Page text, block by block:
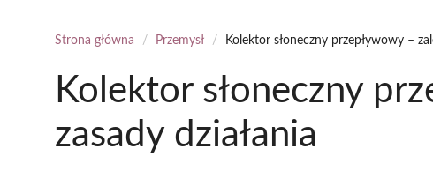
Strona główna / Przemysł / Kolektor słoneczny przepływowy –
Kolektor słoneczny
zasady działania